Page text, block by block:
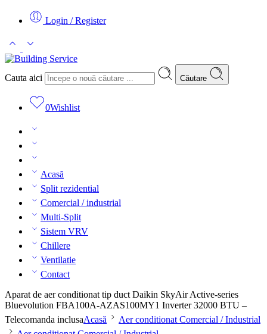
Login / Register
Cauta aici Căutare
0Wishlist
Acasă
Split rezidential
Comercial / industrial
Multi-Split
Sistem VRV
Chillere
Ventilatie
Contact
Aparat de aer conditionat tip duct Daikin SkyAir Active-series
Bluevolution FBA100A-AZAS100MY1 Inverter 32000 BTU –
Telecomanda inclusaAcasă
Aer conditionat Comercial / Industrial